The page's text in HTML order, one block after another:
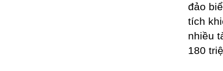
đảo
tích
nhiều
180